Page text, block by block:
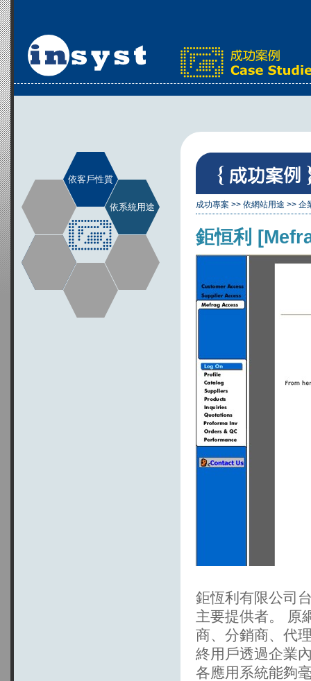
依客戶性質
依系統用途 成功專案 >> 依網站用途 >> 企
鉅恒利
鉅恆利有限公司
主要提供者。 原
商、分銷商、代
終用戶透過企業
各應用系統能夠